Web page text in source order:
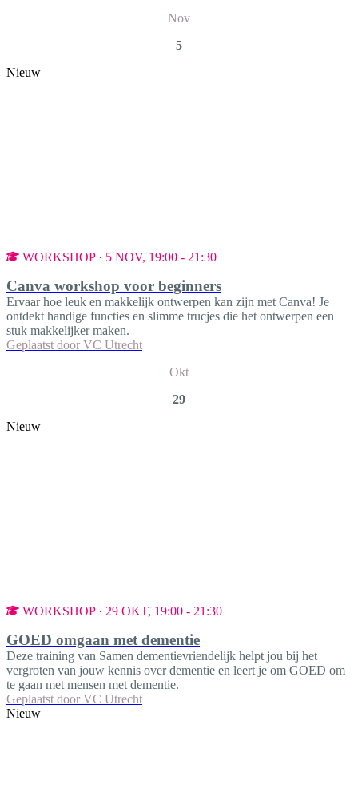
Nov
5
Nieuw
WORKSHOP · 5 NOV, 19:00 - 21:30
Canva workshop voor beginners
Ervaar hoe leuk en makkelijk ontwerpen kan zijn met Canva! Je
ontdekt handige functies en slimme trucjes die het ontwerpen een
stuk makkelijker maken.
Geplaatst door VC Utrecht
Okt
29
Nieuw
WORKSHOP · 29 OKT, 19:00 - 21:30
GOED omgaan met dementie
Deze training van Samen dementievriendelijk helpt jou bij het
vergroten van jouw kennis over dementie en leert je om GOED om
te gaan met mensen met dementie.
Geplaatst door VC Utrecht
Nieuw